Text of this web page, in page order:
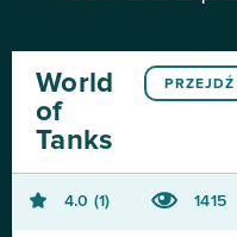
World
of
Tanks
4.0 1 1415